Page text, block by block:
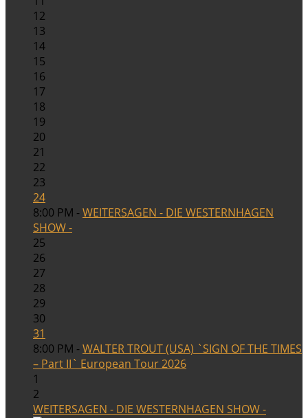
12
13
14
15
16
17
18
19
20
21
22
23
24
8:00 PM -WEITERSAGEN - DIE WESTERNHAGEN
SHOW -
25
26
27
28
29
30
31
8:00 PM -WALTER TROUT (USA) `SIGN OF THE TIMES
– Part II` European Tour 2026
1
2
WEITERSAGEN - DIE WESTERNHAGEN SHOW -